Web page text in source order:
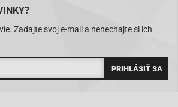
Zadajte svoj e-mail a nenechajte si ich